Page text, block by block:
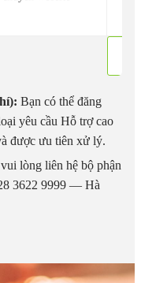
Bạn có thể đăng
yêu cầu Hỗ trợ cao
được ưu tiên xử lý.
lòng liên hệ bộ phận
3622 9999 — Hà